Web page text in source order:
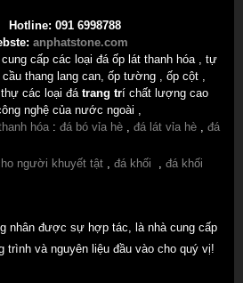
6998788
anphatstone.com
cấp các loại đá ốp lát thanh hóa , tự
thang lang can, ốp tường , ốp cột ,
các loại đá trang trí chất lượng cao
nghệ của nước ngoài ,
hóa : đá bó vỉa hè đá lát vỉa hè
đá
người khuyết tật đá khối
đá khối
nhân được sự hợp tác, là nhà cung cấp
trình và nguyên liệu đầu vào cho quý vị!